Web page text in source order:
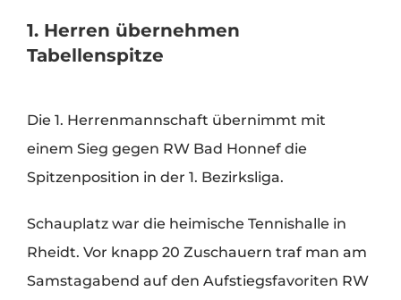
1. Herren übernehmen
Tabellenspitze
grösseres
Bild
Die 1. Herrenmannschaft übernimmt mit
einem Sieg gegen RW Bad Honnef die
Spitzenposition in der 1. Bezirksliga.
Schauplatz war die heimische Tennishalle in
Rheidt. Vor knapp 20 Zuschauern traf man am
Samstagabend auf den Aufstiegsfavoriten RW